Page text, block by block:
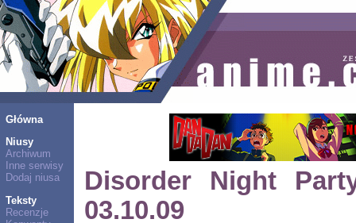
Główna
Niusy
Archiwum
Inne serwisy
Dodaj niusa
Teksty
Recenzje
Disorder Night
03.10.09